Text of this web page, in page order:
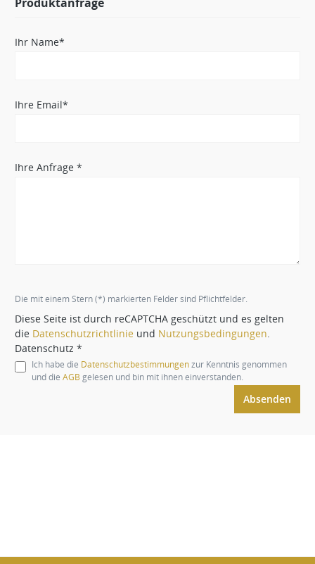
Ihr Name*
Ihre Email*
Ihre Anfrage *
Die mit einem Stern (*) markierten Felder sind Pflichtfelder.
Diese Seite ist durch reCAPTCHA geschützt und es gelten
die Datenschutzrichtlinie und Nutzungsbedingungen
Datenschutz *
Ich habe die Datenschutzbestimmungenzur Kenntnis genommen
und die AGB gelesen und bin mit ihnen einverstanden.
Absenden